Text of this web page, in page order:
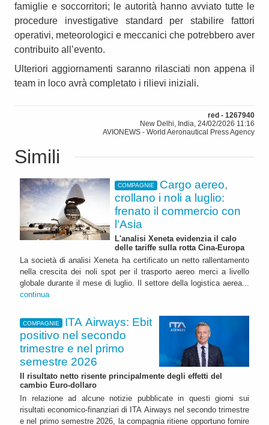
famiglie e soccorritori; le autorità hanno avviato tutte le
procedure investigative standard per stabilire fattori
operativi, meteorologici e meccanici che potrebbero aver
contribuito all’evento.
Ulteriori aggiornamenti saranno rilasciati non appena il
team in loco avrà completato i rilievi iniziali.
red - 1267940
New Delhi, India, 24/02/2026 11:16
AVIONEWS - World Aeronautical Press Agency
Simili
COMPAGNIE
Cargo aereo,
crollano i noli a luglio:
frenato il commercio con
l'Asia
L'analisi Xeneta evidenzia il calo
delle tariffe sulla rotta Cina-Europa
La società di analisi Xeneta ha certificato un netto rallentamento
nella crescita dei noli spot per il trasporto aereo merci a livello
globale durante il mese di luglio. Il settore della logistica aerea...
continua
COMPAGNIE
ITA Airways: Ebit
positivo nel secondo
trimestre e nel primo
semestre 2026
Il risultato netto risente principalmente degli effetti del
cambio Euro-dollaro
In relazione ad alcune notizie pubblicate in questi giorni sui
risultati economico-finanziari di ITA Airways nel secondo trimestre
e nel primo semestre 2026, la compagnia ritiene opportuno fornire